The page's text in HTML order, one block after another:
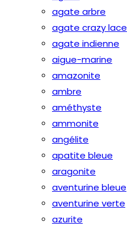
agate arbre
agate crazy lace
agate indienne
aigue-marine
amazonite
ambre
améthyste
ammonite
angélite
apatite bleue
aragonite
aventurine bleue
aventurine verte
azurite